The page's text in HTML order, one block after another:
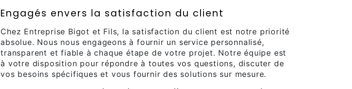
Engagés envers la satisfaction du client
Chez Entreprise Bigot et Fils, la satisfaction du client est notre priorité
absolue. Nous nous engageons à fournir un service personnalisé,
transparent et fiable à chaque étape de votre projet. Notre équipe est
à votre disposition pour répondre à toutes vos questions, discuter de
vos besoins spécifiques et vous fournir des solutions sur mesure.